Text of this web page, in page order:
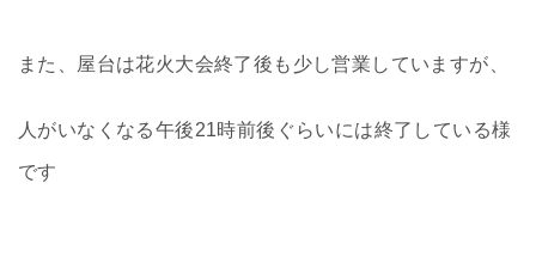
また、屋台は花火大会終了後も少し営業していますが、
人がいなくなる午後21時前後ぐらいには終了している様
です